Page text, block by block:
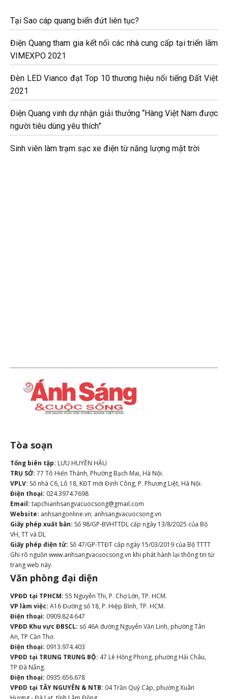
Tại Sao cáp quang biển đứt liên tục?
Điện Quang tham gia kết nối các nhà cung cấp tại triển lãm
VIMEXPO 2021
Đèn LED Vianco đạt Top 10 thương hiệu nổi tiếng Đất Việt
2021
Điện Quang vinh dự nhận giải thưởng “Hàng Việt Nam được
người tiêu dùng yêu thích”
Sinh viên làm trạm sạc xe điện từ năng lượng mặt trời
Tòa soạn
Tổng biên tập: LƯU HUYỀN HẬU
TRỤ SỞ: 77 Tô Hiến Thành, Phường Bạch Mai, Hà Nội.
VPLV: Số nhà C6, Lô 18, KĐT mới Định Công, P. Phương Liệt, Hà Nội.
Điện thoại: 024.3974.7698
Email: tapchianhsangvacuocsong@gmail.com
Website: anhsangonline.vn; anhsangvacuocsong.vn
Giấy phép xuất bản: Số 98/GP-BVHTTDL cấp ngày 13/8/2025 của Bộ
VH, TT và DL
Giấy phép điện tử: Số 47/GP-TTĐT cấp ngày 15/03/2019 của Bộ TTTT
Ghi rõ nguồn www.anhsangvacuocsong.vn khi phát hành lại thông tin từ
trang web này.
Văn phòng đại diện
VPĐD tại TPHCM: 55 Nguyễn Thi, P. Chợ Lớn, TP. HCM.
VP làm việc: A16 Đường số 18, P. Hiệp Bình, TP. HCM.
Điện thoại: 0909.824.647
VPĐD Khu vực ĐBSCL: số 46A đường Nguyễn Văn Linh, phường Tân
An, TP Cần Thơ.
Điện thoại: 0913.974.403
VPĐD tại TRUNG TRUNG BỘ: 47 Lê Hồng Phong, phường Hải Châu,
TP Đà Nẵng.
Điện thoại: 0935.656.678
VPĐD tại TÂY NGUYÊN & NTB: 04 Trần Quý Cáp, phường Xuân